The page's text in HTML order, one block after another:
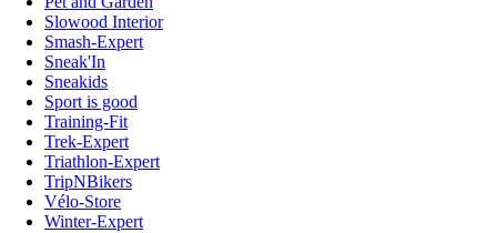
Slowood Interior
Smash-Expert
Sneak'In
Sneakids
Sport is good
Training-Fit
Trek-Expert
Triathlon-Expert
TripNBikers
Vélo-Store
Winter-Expert